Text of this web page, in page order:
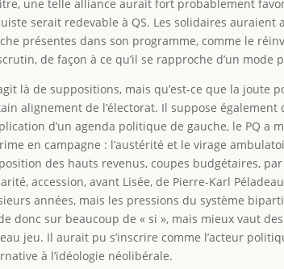
une telle alliance aurait fort probablement
serait redevable à QS. Les solidaires
présentes dans son programme, comme le
de façon à ce qu’il se rapproche d’un mode
là de suppositions, mais qu’est-ce que la joute
alignement de l’électorat. Il suppose
d’un agenda politique de gauche, le PQ
en campagne : l’austérité et le virage
des hauts revenus, coupes budgétaires,
accession, avant Lisée, de Pierre-Karl
années, mais les pressions du système
donc sur beaucoup de « si », mais mieux vaut
jeu. Il aurait pu s’inscrire comme l’acteur
à l’idéologie néolibérale.